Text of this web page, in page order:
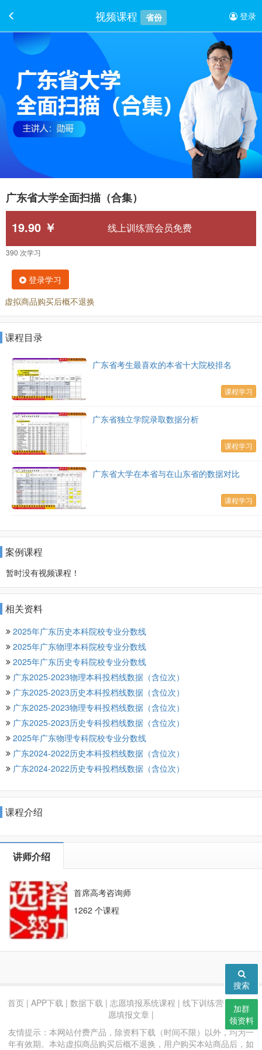
视频课程 省份 登录
搜索
广东省大学全面扫描（合集）
19.90 ￥ 线上训练营会员免费
390 次学习
登录学习
虚拟商品购买后概不退换
课程目录
广东省考生最喜欢的本省十大院校排名
课程学习
广东省独立学院录取数据分析
课程学习
广东省大学在本省与在山东省的数据对比
课程学习
案例课程
暂时没有视频课程！
相关资料
2025年广东历史本科院校专业分数线
2025年广东物理本科院校专业分数线
2025年广东历史专科院校专业分数线
广东2025-2023物理本科投档线数据（含位次）
广东2025-2023历史本科投档线数据（含位次）
广东2025-2023物理专科投档线数据（含位次）
广东2025-2023历史专科投档线数据（含位次）
2025年广东物理专科院校专业分数线
广东2024-2022历史本科投档线数据（含位次）
广东2024-2022历史专科投档线数据（含位次）
课程介绍
讲师介绍
首席高考咨询师
1262 个课程
首页| APP下载 | 数据下载 | 志愿填报系统课程 | 线下训练营报名|志
愿填报文章 |
友情提示：本网站付费产品，除资料下载（时间不限）以外，均为一
年有效期。本站虚拟商品购买后概不退换，用户购买本站商品后，如
加群
领资料